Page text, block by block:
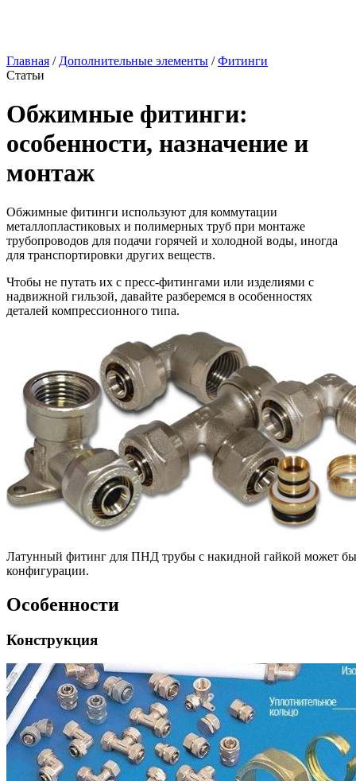
Главная / Дополнительные элементы /Фитинги
Статьи
Обжимные фитинги:
особенности, назначение и
монтаж
Обжимные фитинги используют для коммутации
металлопластиковых и полимерных труб при монтаже
трубопроводов для подачи горячей и холодной воды, иногда
для транспортировки других веществ.
Чтобы не путать их с пресс-фитингами или изделиями с
надвижной гильзой, давайте разберемся в особенностях
деталей компрессионного типа.
Латунный фитинг для ПНД трубы с накидной гайкой может
конфигурации.
Особенности
Конструкция